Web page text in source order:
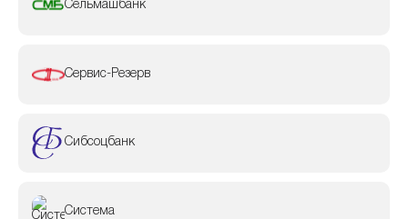
Сельмашбанк
Сервис-Резерв
Сибсоцбанк
Система